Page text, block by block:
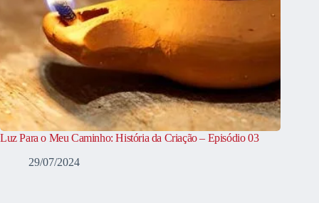
Luz Para o Meu Caminho: História da Criação – Episódio 03
29/07/2024